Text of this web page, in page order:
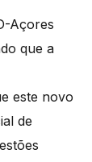
Açores
que a
este novo
de